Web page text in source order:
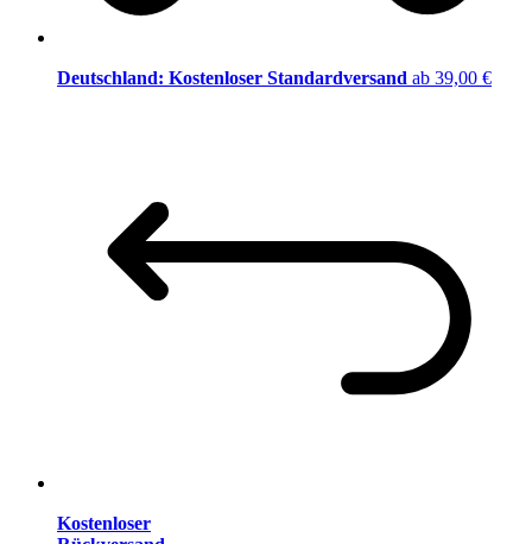
Deutschland: Kostenloser Standardversand ab 39,00 €
Kostenloser